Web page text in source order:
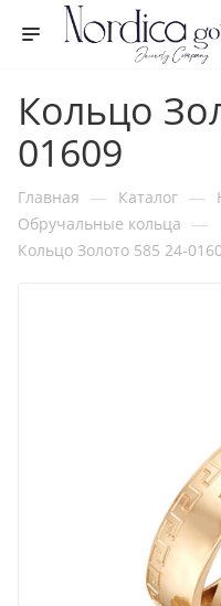
Кольцо
01609
Главная — Каталог —
Обручальные кольца —
Кольцо Золото 585 24-